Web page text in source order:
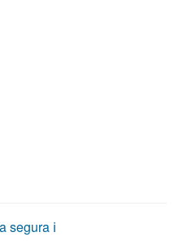
segura ℹ️